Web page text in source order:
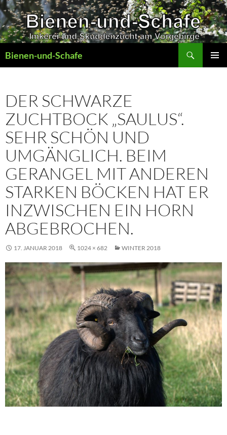
Zum
Inhalt
springen
Bienen-und-Schafe
DER SCHWARZE
ZUCHTBOCK „SAULUS“.
SEHR SCHÖN UND
UMGÄNGLICH. BEIM
GERANGEL MIT ANDEREN
STARKEN BÖCKEN HAT ER
INZWISCHEN EIN HORN
ABGEBROCHEN.
17. JANUAR 2018 1024 × 682 WINTER 2018